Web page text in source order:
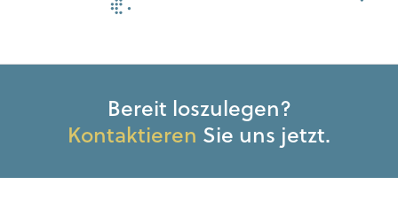
Bereit loszulegen?
Kontaktieren Sie uns jetzt.